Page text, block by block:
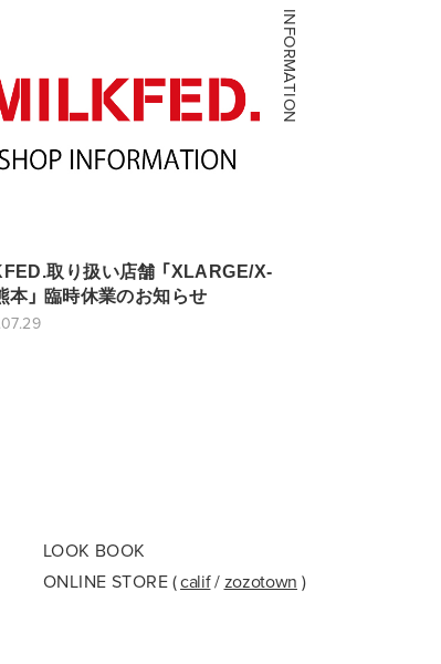
INFORMATION
取り扱い店舗 「XLARGE/X-
本」 臨時休業のお知らせ
LOOK BOOK
ONLINE STORE (calif/ zozotown )